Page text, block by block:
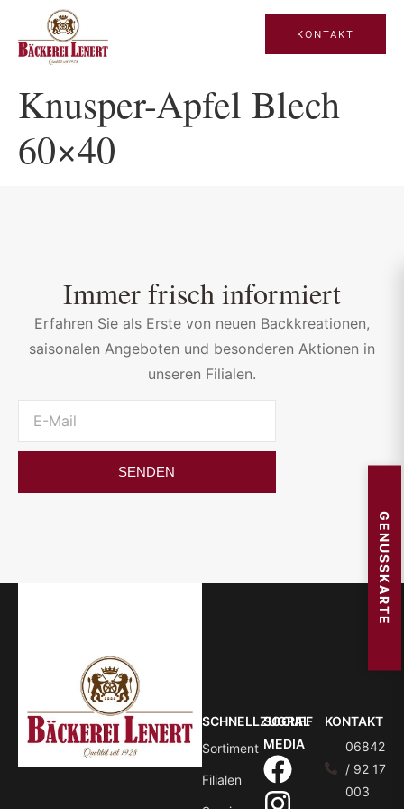
KONTAKT
Knusper-Apfel Blech
60×40
Immer frisch informiert
Erfahren Sie als Erste von neuen Backkreationen,
saisonalen Angeboten und besonderen Aktionen in
unseren Filialen.
SENDEN
SCHNELLZUGRIFF
Sortiment
Filialen
SOCIAL
MEDIA
KONTAKT
06842
/ 92 17
003
GENUSSKARTE